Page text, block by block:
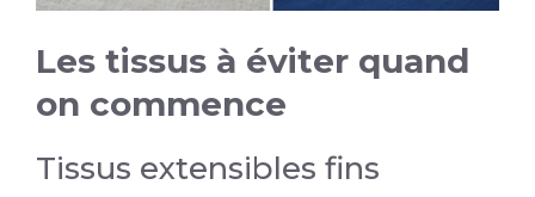
Les tissus à éviter quand
on commence
Tissus extensibles fins